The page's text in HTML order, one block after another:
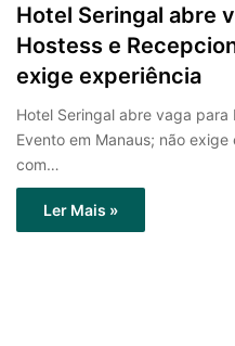
Hotel Seringal abre
Hostess e
exige experiência
Hotel Seringal abre vaga
Evento em Manaus; não
com…
Ler Mais »